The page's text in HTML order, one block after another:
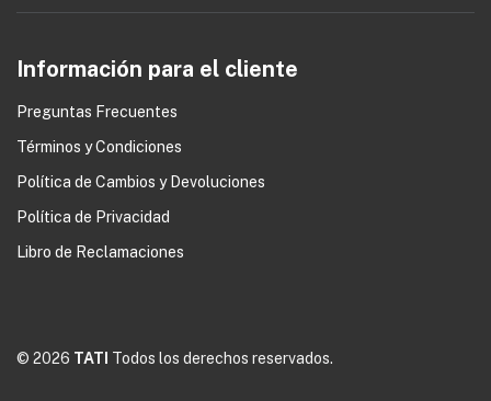
Información para el cliente
Preguntas Frecuentes
Términos y Condiciones
Política de Cambios y Devoluciones
Política de Privacidad
Libro de Reclamaciones
© 2026 TATI Todos los derechos reservados.